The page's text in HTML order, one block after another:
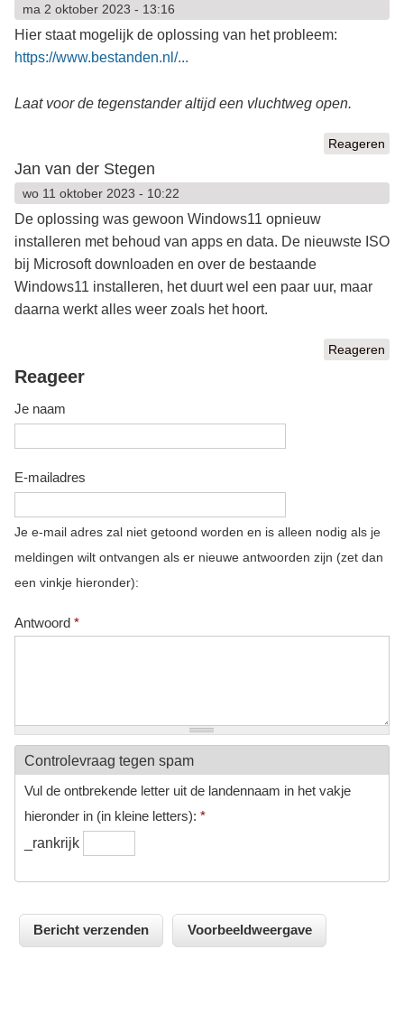
ma 2 oktober 2023 - 13:16
Hier staat mogelijk de oplossing van het probleem:
https://www.bestanden.nl/...
Laat voor de tegenstander altijd een vluchtweg open.
Reageren
Jan van der Stegen
wo 11 oktober 2023 - 10:22
De oplossing was gewoon Windows11 opnieuw
installeren met behoud van apps en data. De nieuwste ISO
bij Microsoft downloaden en over de bestaande
Windows11 installeren, het duurt wel een paar uur, maar
daarna werkt alles weer zoals het hoort.
Reageren
Reageer
Je naam
E-mailadres
Je e-mail adres zal niet getoond worden en is alleen nodig als je
meldingen wilt ontvangen als er nieuwe antwoorden zijn (zet dan
een vinkje hieronder):
Antwoord *
Controlevraag tegen spam
Vul de ontbrekende letter uit de landennaam in het vakje
hieronder in (in kleine letters): *
_rankrijk